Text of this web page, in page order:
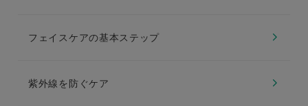
フェイスケアの基本ステップ
紫外線を防ぐケア